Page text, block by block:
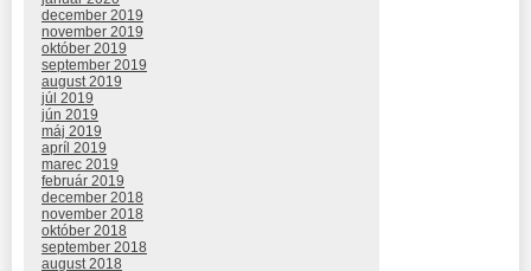
december 2019
november 2019
október 2019
september 2019
august 2019
júl 2019
jún 2019
máj 2019
apríl 2019
marec 2019
február 2019
december 2018
november 2018
október 2018
september 2018
august 2018